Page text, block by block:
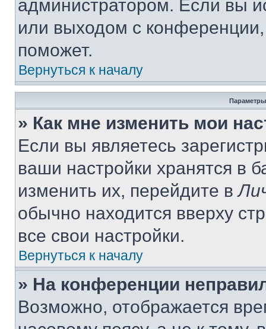
администратором. Если вы
или выходом с
поможет.
Вернуться к началу
Параметры
» Как мне изменить мои
Если вы являетесь
ваши настройки хранятся в
изменить их, перейдите в
обычно находится вверху
все свои настройки.
Вернуться к началу
» На конференции
Возможно, отображается